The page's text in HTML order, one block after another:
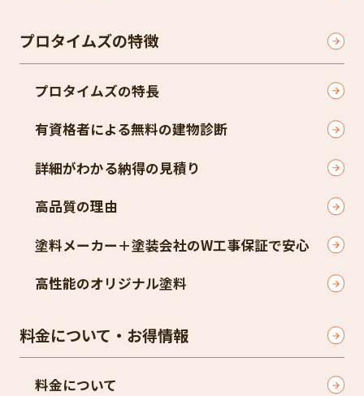
プロタイムズの特徴
プロタイムズの特長
有資格者による無料の建物診断
詳細がわかる納得の見積り
高品質の理由
塗料メーカー＋塗装会社のW工事保証で安心
高性能のオリジナル塗料
料金について・お得情報
料金について